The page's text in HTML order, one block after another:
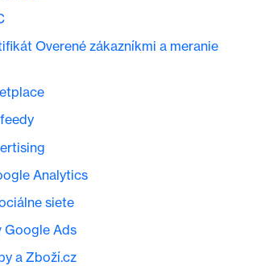
Overené zákazníkmi a meranie
Analytics
siete
Google Ads
a Zboží.cz